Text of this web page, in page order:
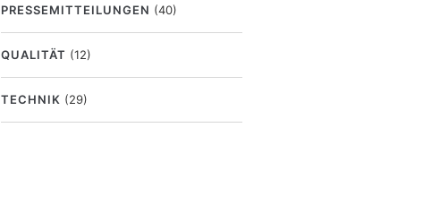
PRESSEMITTEILUNGEN (40)
QUALITÄT (12)
TECHNIK (29)